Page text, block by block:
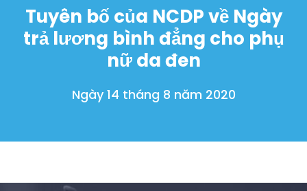
Tuyên bố của NCDP về Ngày
trả lương bình đẳng cho phụ
nữ da đen
Ngày 14 tháng 8 năm 2020